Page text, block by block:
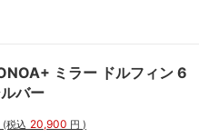
ミラー ドルフィン 6
バー
(税込 20,900 円 )